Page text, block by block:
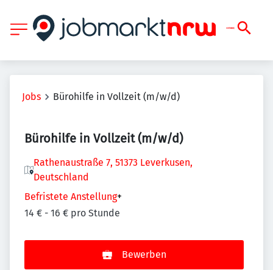
Jobs Bürohilfe in Vollzeit (m/w/d)
Bürohilfe in Vollzeit (m/w/d)
Rathenaustraße 7, 51373 Leverkusen,
Deutschland
Befristete Anstellung+
14 € - 16 € pro Stunde
Bewerben